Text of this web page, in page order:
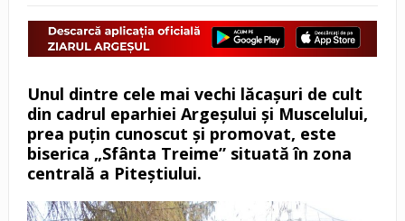
Unul dintre cele mai vechi lăcaşuri de cult
din cadrul eparhiei Argeşului şi Muscelului,
prea puţin cunoscut şi promovat, este
biserica „Sfânta Treime” situată în zona
centrală a Piteştiului.